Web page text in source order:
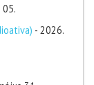
05.
- 2026.